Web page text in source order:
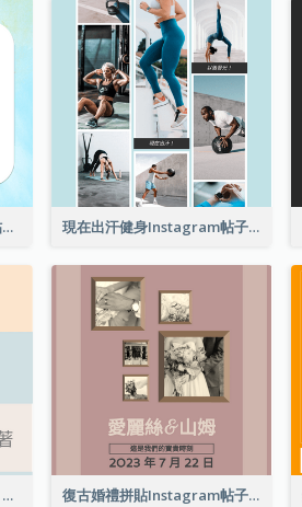
健康食品拼貼 Instagram 帖子 現在出汗健身Instagram帖子
甜蜜幸福的婚禮 Instagram 帖子 復古婚禮拼貼Instagram帖子